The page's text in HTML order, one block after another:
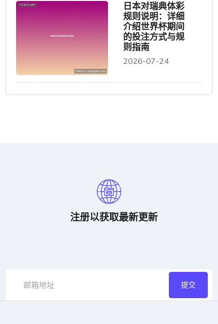
日本对瑞典体彩
规则说明：详细
介绍世界杯期间
的投注方式与规
则指南
2026-07-24
注册以获取最新更新
提交